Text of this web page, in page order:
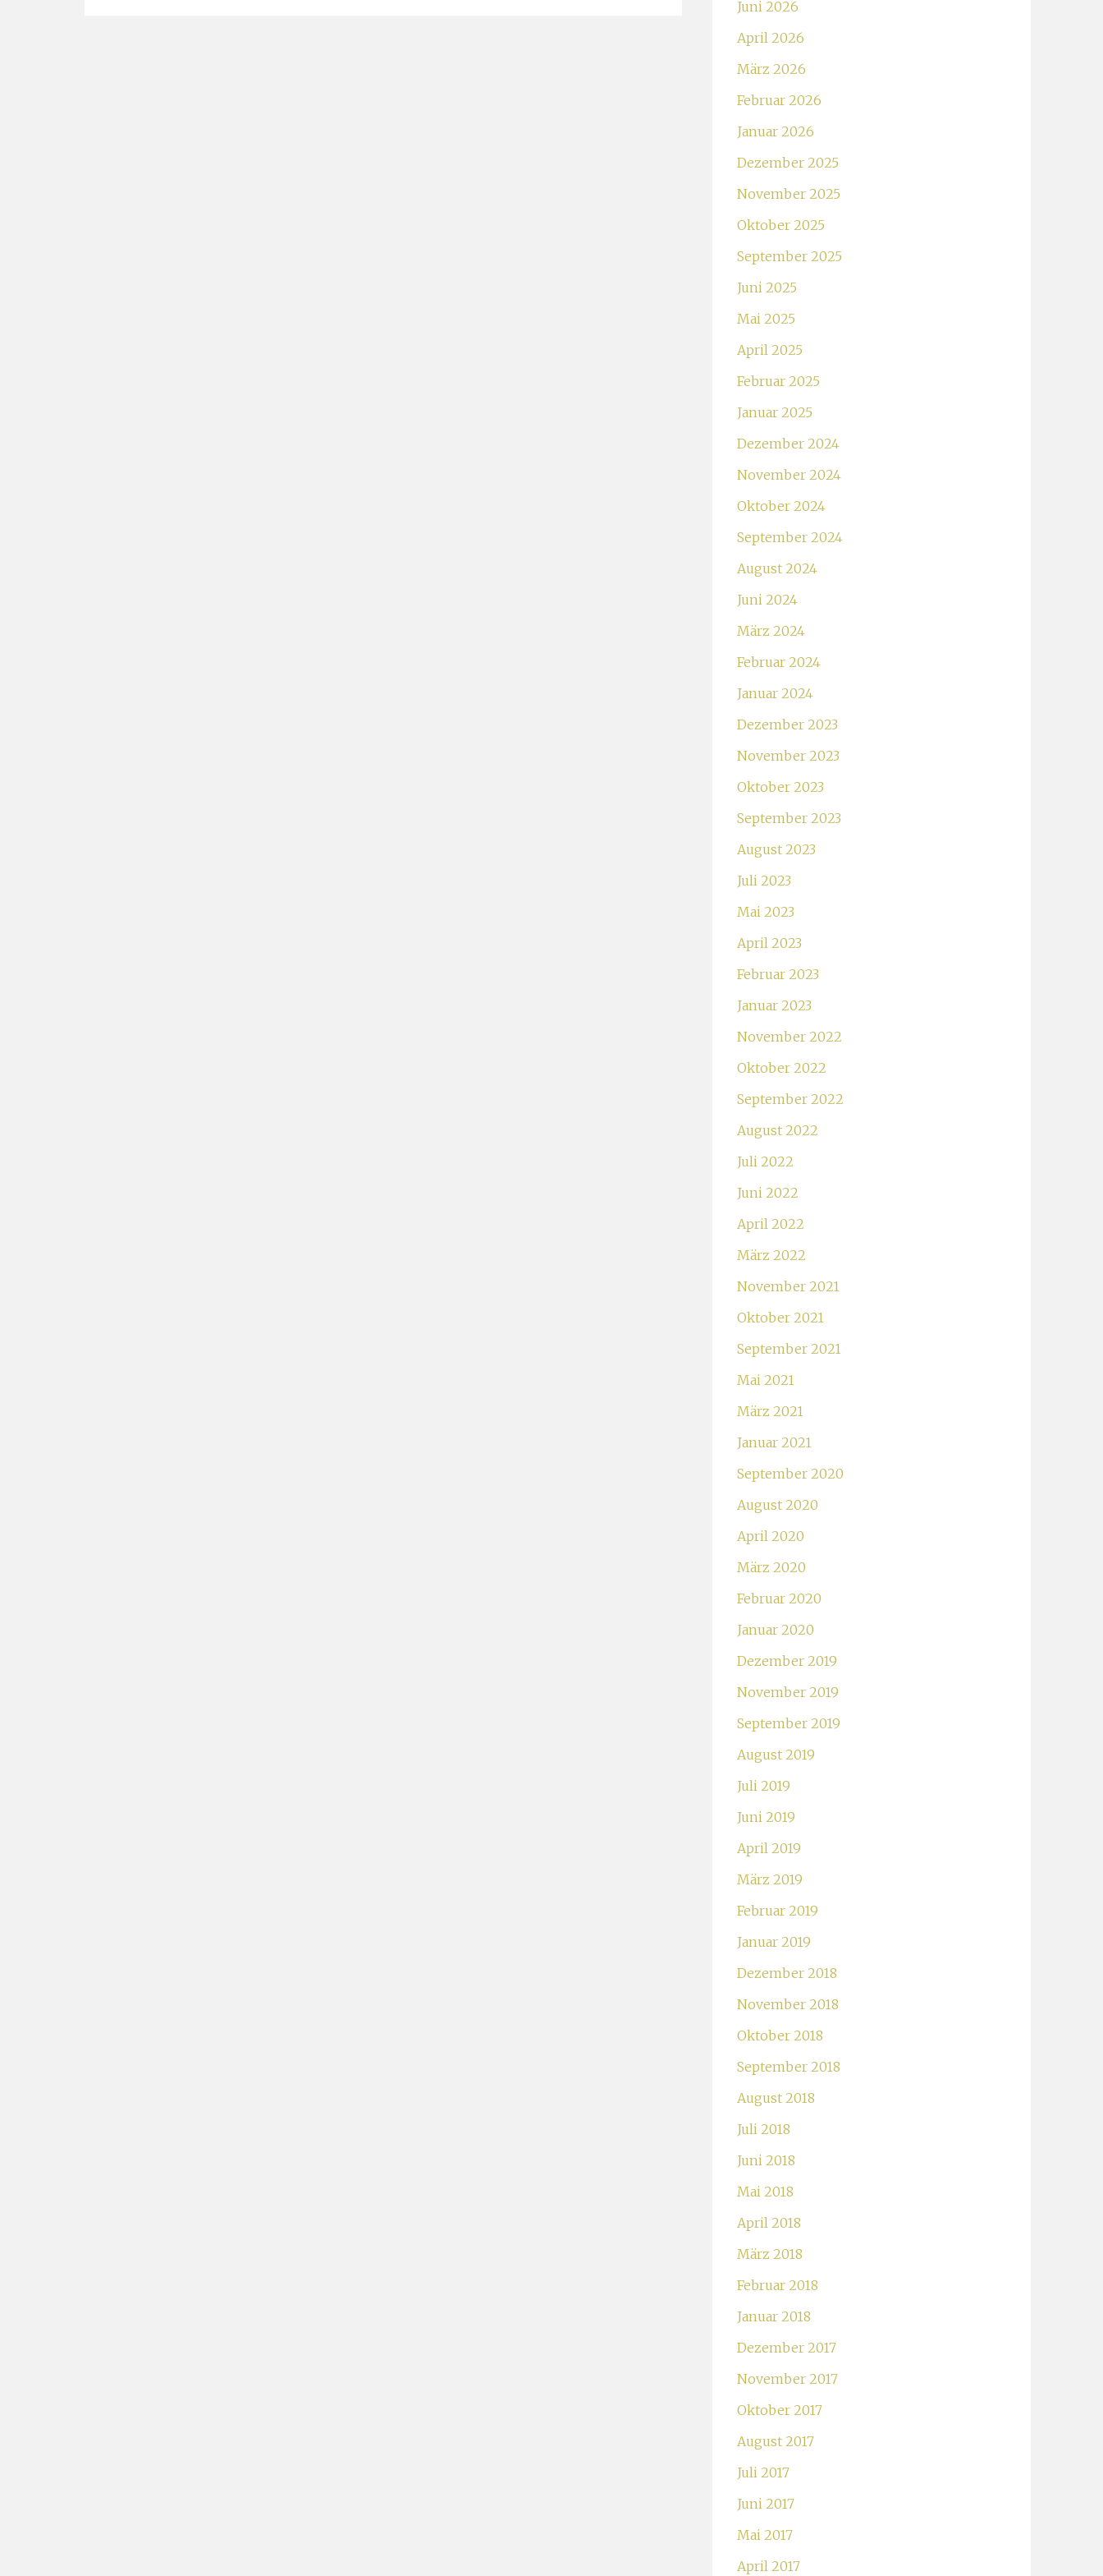
Juni 2026
April 2026
März 2026
Februar 2026
Januar 2026
Dezember 2025
November 2025
Oktober 2025
September 2025
Juni 2025
Mai 2025
April 2025
Februar 2025
Januar 2025
Dezember 2024
November 2024
Oktober 2024
September 2024
August 2024
Juni 2024
März 2024
Februar 2024
Januar 2024
Dezember 2023
November 2023
Oktober 2023
September 2023
August 2023
Juli 2023
Mai 2023
April 2023
Februar 2023
Januar 2023
November 2022
Oktober 2022
September 2022
August 2022
Juli 2022
Juni 2022
April 2022
März 2022
November 2021
Oktober 2021
September 2021
Mai 2021
März 2021
Januar 2021
September 2020
August 2020
April 2020
März 2020
Februar 2020
Januar 2020
Dezember 2019
November 2019
September 2019
August 2019
Juli 2019
Juni 2019
April 2019
März 2019
Februar 2019
Januar 2019
Dezember 2018
November 2018
Oktober 2018
September 2018
August 2018
Juli 2018
Juni 2018
Mai 2018
April 2018
März 2018
Februar 2018
Januar 2018
Dezember 2017
November 2017
Oktober 2017
August 2017
Juli 2017
Juni 2017
Mai 2017
April 2017